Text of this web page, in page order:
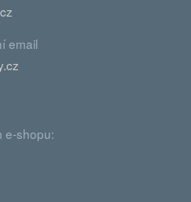
email
e-shopu: